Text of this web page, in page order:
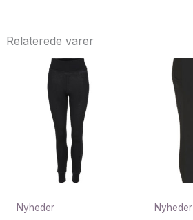
Relaterede varer
Nyheder Nyheder